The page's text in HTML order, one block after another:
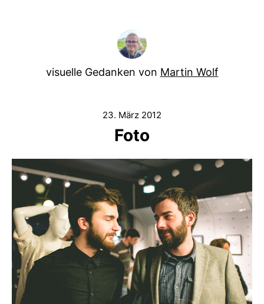
visuelle Gedanken von Martin Wolf
23. März 2012
Foto